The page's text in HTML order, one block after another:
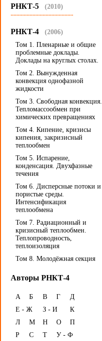
РНКТ-5 (2010)
...........................................
РНКТ-4 (2006)
Том 1. Пленарные и общие
проблемные доклады.
Доклады на круглых столах.
Том 2. Вынужденная
конвекция однофазной
жидкости
Том 3. Свободная конвекция.
Тепломассообмен при
химических превращениях
Том 4. Кипение, кризисы
кипения, закризисный
теплообмен
Том 5. Испарение,
конденсация. Двухфазные
течения
Том 6. Дисперсные потоки и
пористые среды.
Интенсификация
теплообмена
Том 7. Радиационный и
кризисный теплообмен.
Теплопроводность,
теплоизоляция
Том 8. Молодёжная секция
Авторы РНКТ-4
А Б В Г
Д
Е - Ж
З - И
К
Л
М Н О
П
Р
С Т
У - Ф